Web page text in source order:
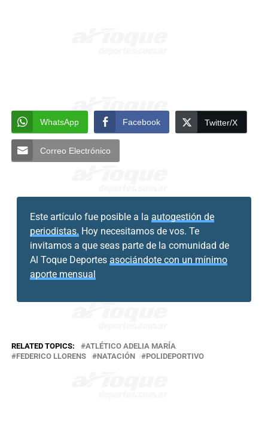
WhatsApp Facebook Twitter/X
Correo Electrónico
Este artículo fue posible a la autogestión de
periodistas. Hoy necesitamos de vos. Te
invitamos a que seas parte de la comunidad de
Al Toque Deportes asociándote con un mínimo
aporte mensual
RELATED TOPICS:
ATLÉTICO ADELIA MARÍA
FEDERICO LLORENS
NATACIÓN POLIDEPORTIVO